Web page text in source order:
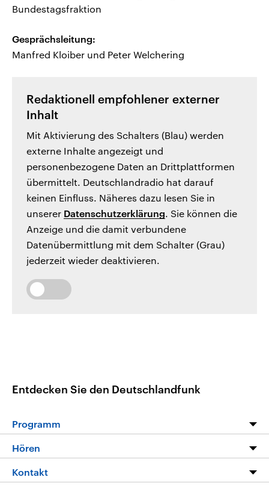
Bundestagsfraktion
Gesprächsleitung:
Manfred Kloiber und Peter Welchering
Redaktionell empfohlener externer
Inhalt
Mit Aktivierung des Schalters (Blau) werden
externe Inhalte angezeigt und
personenbezogene Daten an Drittplattformen
übermittelt. Deutschlandradio hat darauf
keinen Einfluss. Näheres dazu lesen Sie in
unserer Datenschutzerklärung. Sie können die
Anzeige und die damit verbundene
Datenübermittlung mit dem Schalter (Grau)
jederzeit wieder deaktivieren.
Entdecken Sie den Deutschlandfunk
Programm
Programm
Die Nachrichten
Hören
Livestream
Kontakt